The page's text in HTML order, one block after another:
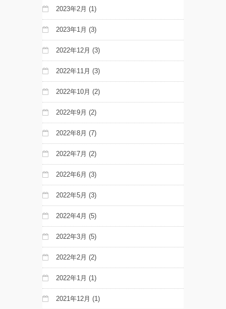
2023年2月 (1)
2023年1月 (3)
2022年12月 (3)
2022年11月 (3)
2022年10月 (2)
2022年9月 (2)
2022年8月 (7)
2022年7月 (2)
2022年6月 (3)
2022年5月 (3)
2022年4月 (5)
2022年3月 (5)
2022年2月 (2)
2022年1月 (1)
2021年12月 (1)